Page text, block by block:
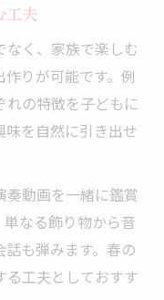
工夫
く、家族で楽しむ
りが可能です。例
れの特徴を子どもに
を自然に引き出せ
奏動画を一緒に鑑賞
なる飾り物から音
も弾みます。春の
る工夫としておすす